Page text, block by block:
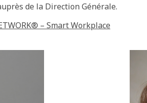
de la Direction Générale.
– Smart Workplace